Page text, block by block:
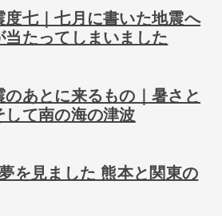
度七｜七月に書いた地震へ
当たってしまいました
のあとに来るもの｜暑さと
して南の海の津波
を見ました 熊本と関東の